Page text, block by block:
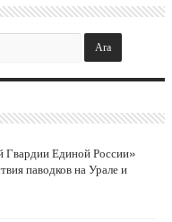
Единой России»
паводков на Урале и